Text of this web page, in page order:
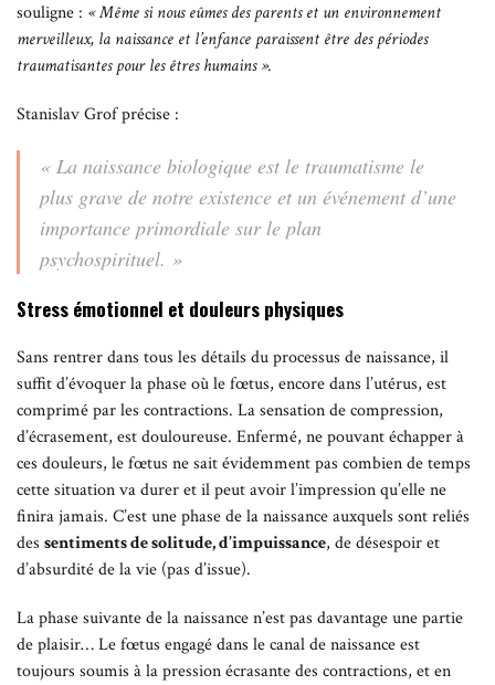
souligne : « Même si nous eûmes des parents et un environnement
merveilleux, la naissance et l’enfance paraissent être des périodes
traumatisantes pour les êtres humains ».
Stanislav Grof précise :
« La naissance biologique est le traumatisme le
plus grave de notre existence et un événement d’une
importance primordiale sur le plan
psychospirituel. »
Stress émotionnel et douleurs physiques
Sans rentrer dans tous les détails du processus de naissance, il
suffit d’évoquer la phase où le fœtus, encore dans l’utérus, est
comprimé par les contractions. La sensation de compression,
d’écrasement, est douloureuse. Enfermé, ne pouvant échapper à
ces douleurs, le fœtus ne sait évidemment pas combien de temps
cette situation va durer et il peut avoir l’impression qu’elle ne
finira jamais. C’est une phase de la naissance auxquels sont reliés
des sentiments de solitude, d’impuissance, de désespoir et
d’absurdité de la vie (pas d’issue).
La phase suivante de la naissance n’est pas davantage une partie
de plaisir… Le fœtus engagé dans le canal de naissance est
toujours soumis à la pression écrasante des contractions, et en